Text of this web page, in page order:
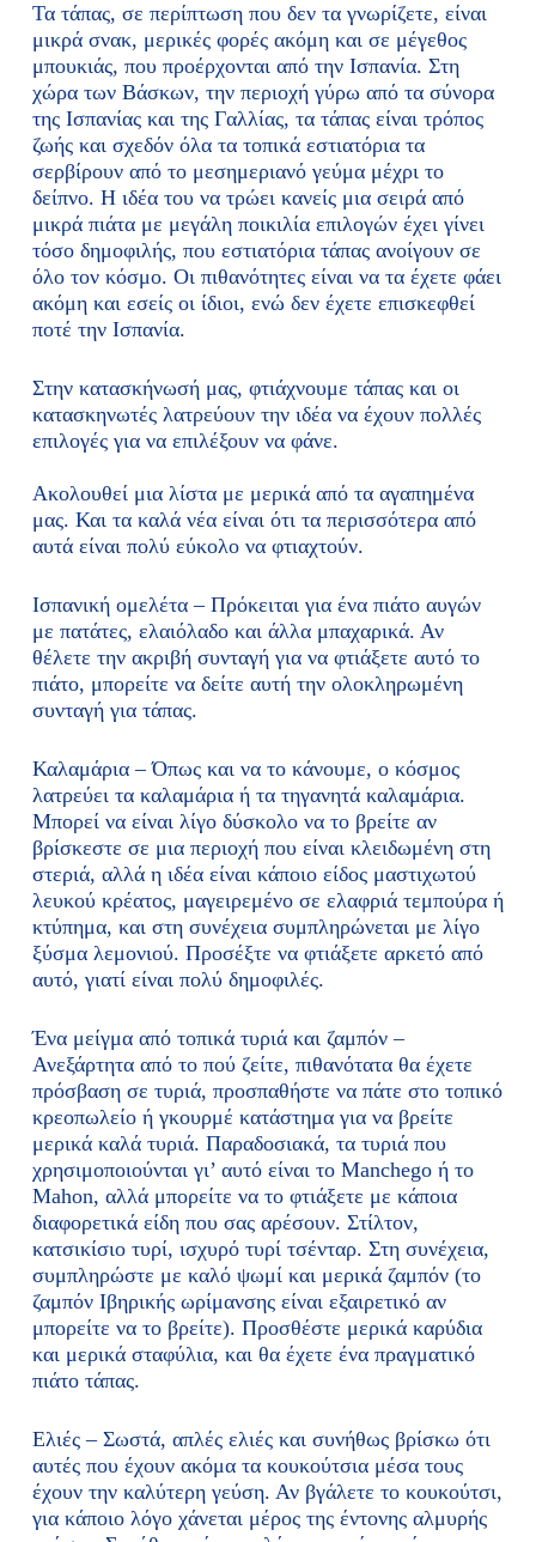
Τα τάπας, σε περίπτωση που δεν τα γνωρίζετε, είναι
μικρά σνακ, μερικές φορές ακόμη και σε μέγεθος
μπουκιάς, που προέρχονται από την Ισπανία. Στη
χώρα των Βάσκων, την περιοχή γύρω από τα σύνορα
της Ισπανίας και της Γαλλίας, τα τάπας είναι τρόπος
ζωής και σχεδόν όλα τα τοπικά εστιατόρια τα
σερβίρουν από το μεσημεριανό γεύμα μέχρι το
δείπνο. Η ιδέα του να τρώει κανείς μια σειρά από
μικρά πιάτα με μεγάλη ποικιλία επιλογών έχει γίνει
τόσο δημοφιλής, που εστιατόρια τάπας ανοίγουν σε
όλο τον κόσμο. Οι πιθανότητες είναι να τα έχετε φάει
ακόμη και εσείς οι ίδιοι, ενώ δεν έχετε επισκεφθεί
ποτέ την Ισπανία.
Στην κατασκήνωσή μας, φτιάχνουμε τάπας και οι
κατασκηνωτές λατρεύουν την ιδέα να έχουν πολλές
επιλογές για να επιλέξουν να φάνε.
Ακολουθεί μια λίστα με μερικά από τα αγαπημένα
μας. Και τα καλά νέα είναι ότι τα περισσότερα από
αυτά είναι πολύ εύκολο να φτιαχτούν.
Ισπανική ομελέτα – Πρόκειται για ένα πιάτο αυγών
με πατάτες, ελαιόλαδο και άλλα μπαχαρικά. Αν
θέλετε την ακριβή συνταγή για να φτιάξετε αυτό το
πιάτο, μπορείτε να δείτε αυτή την ολοκληρωμένη
συνταγή για τάπας.
Καλαμάρια – Όπως και να το κάνουμε, ο κόσμος
λατρεύει τα καλαμάρια ή τα τηγανητά καλαμάρια.
Μπορεί να είναι λίγο δύσκολο να το βρείτε αν
βρίσκεστε σε μια περιοχή που είναι κλειδωμένη στη
στεριά, αλλά η ιδέα είναι κάποιο είδος μαστιχωτού
λευκού κρέατος, μαγειρεμένο σε ελαφριά τεμπούρα ή
κτύπημα, και στη συνέχεια συμπληρώνεται με λίγο
ξύσμα λεμονιού. Προσέξτε να φτιάξετε αρκετό από
αυτό, γιατί είναι πολύ δημοφιλές.
Ένα μείγμα από τοπικά τυριά και ζαμπόν –
Ανεξάρτητα από το πού ζείτε, πιθανότατα θα έχετε
πρόσβαση σε τυριά, προσπαθήστε να πάτε στο τοπικό
κρεοπωλείο ή γκουρμέ κατάστημα για να βρείτε
μερικά καλά τυριά. Παραδοσιακά, τα τυριά που
χρησιμοποιούνται γι’ αυτό είναι το Manchego ή το
Mahon, αλλά μπορείτε να το φτιάξετε με κάποια
διαφορετικά είδη που σας αρέσουν. Στίλτον,
κατσικίσιο τυρί, ισχυρό τυρί τσένταρ. Στη συνέχεια,
συμπληρώστε με καλό ψωμί και μερικά ζαμπόν (το
ζαμπόν Ιβηρικής ωρίμανσης είναι εξαιρετικό αν
μπορείτε να το βρείτε). Προσθέστε μερικά καρύδια
και μερικά σταφύλια, και θα έχετε ένα πραγματικό
πιάτο τάπας.
Ελιές – Σωστά, απλές ελιές και συνήθως βρίσκω ότι
αυτές που έχουν ακόμα τα κουκούτσια μέσα τους
έχουν την καλύτερη γεύση. Αν βγάλετε το κουκούτσι,
για κάποιο λόγο χάνεται μέρος της έντονης αλμυρής